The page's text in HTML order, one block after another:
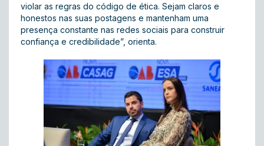
violar as regras do código de ética. Sejam claros e
honestos nas suas postagens e mantenham uma
presença constante nas redes sociais para construir
confiança e credibilidade”, orienta.